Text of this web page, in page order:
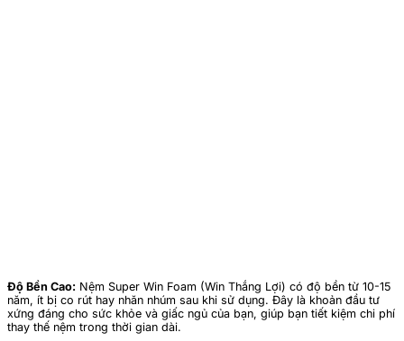
Độ Bền Cao: Nệm Super Win Foam (Win Thắng Lợi) có độ bền từ 10-15
năm, ít bị co rút hay nhăn nhúm sau khi sử dụng. Đây là khoản đầu tư
xứng đáng cho sức khỏe và giấc ngủ của bạn, giúp bạn tiết kiệm chi phí
thay thế nệm trong thời gian dài.